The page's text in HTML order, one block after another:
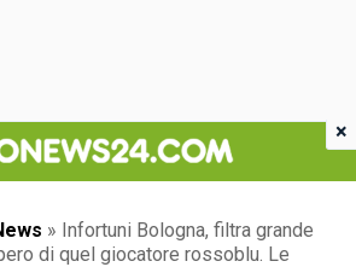
» Infortuni Bologna, filtra grande
di quel giocatore rossoblu. Le
×